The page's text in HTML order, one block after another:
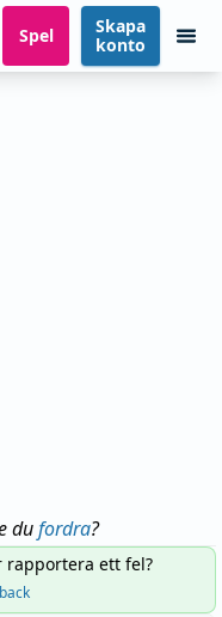
Spel
Skapa
konto
dufordra?
ett fel?